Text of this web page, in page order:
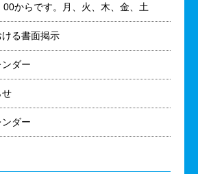
からです。月、火、木、金、土
る書面掲示
ダー
せ
ンダー